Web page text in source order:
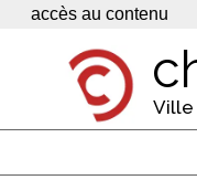
Panneau de gestion des
accès au contenu